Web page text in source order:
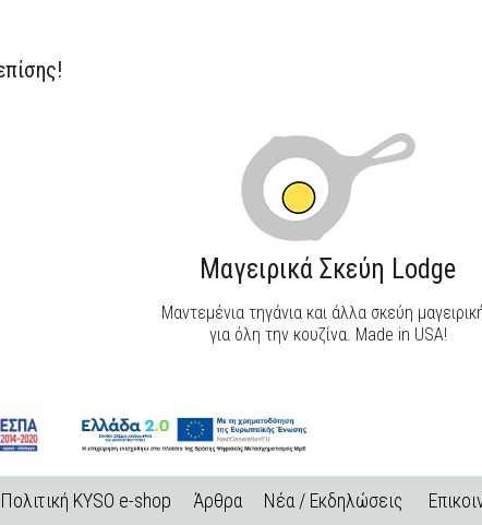
Μαγειρικά Σκεύη Lodge
Μαντεμένια τηγάνια και άλλα σκεύη
για όλη την κουζίνα. Made in USA!
Πολιτική KYSO e-shop Άρθρα Νέα / Εκδηλώσεις